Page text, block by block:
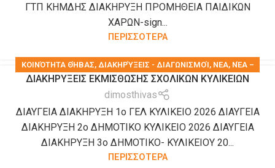
ΓΤΠ ΚΗΜΔΗΣ ΔΙΑΚΗΡΥΞΗ ΠΡΟΜΗΘΕΙΑ ΠΑΙΔΙΚΩΝ
ΧΑΡΩΝ-sign...
ΠΕΡΙΣΣΟΤΕΡΑ
KΟΙΝΌΤΗΤΑ ΘΉΒΑΣ, ΔΙΑΚΗΡΎΞΕΙΣ - ΔΙΑΓΩΝΙΣΜΟΊ, ΝΕΑ, ΝΈΑ –
ΑΝΑΚΟΙΝΏΣΕΙΣ,ΠΡΟΚΗΡΎΞΕΙΣ-ΔΙΑΚΗΡΎΞΕΙΣ-ΠΡΟΜΉΘΕΙΕΣ-
ΥΠΗΡΕΣΊΕΣ
ΔΙΑΚΗΡΥΞΕΙΣ ΕΚΜΙΣΘΩΣΗΣ ΣΧΟΛΙΚΩΝ ΚΥΛΙΚΕΙΩΝ
dimosthivas
ΔΙΑΥΓΕΙΑ ΔΙΑΚΗΡΥΞΗ 1ο ΓΕΛ ΚΥΛΙΚΕΙΟ 2026 ΔΙΑΥΓΕΙΑ
ΔΙΑΚΗΡΥΞΗ 2ο ΔΗΜΟΤΙΚΟ ΚΥΛΙΚΕΙΟ 2026 ΔΙΑΥΓΕΙΑ
ΔΙΑΚΗΡΥΞΗ 3ο ΔΗΜΟΤΙΚΟ- ΚΥΛΙΚΕΙΟΥ 20...
ΠΕΡΙΣΣΟΤΕΡΑ